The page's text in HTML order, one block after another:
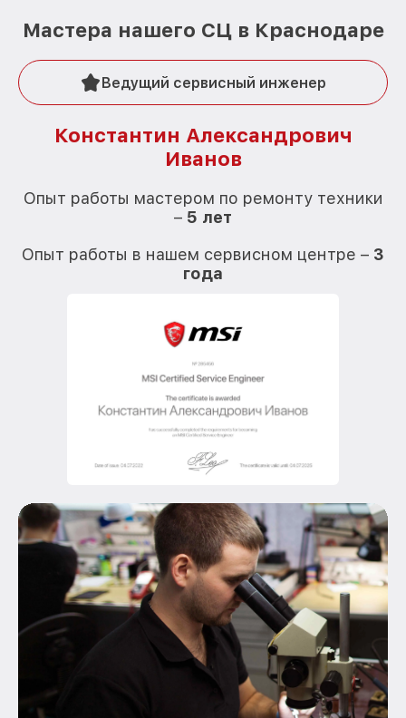
Мастера нашего СЦ в Краснодаре
Ведущий сервисный инженер
Константин Александрович
Иванов
Опыт работы мастером по ремонту техники
– 5 лет
Опыт работы в нашем сервисном центре – 3
года